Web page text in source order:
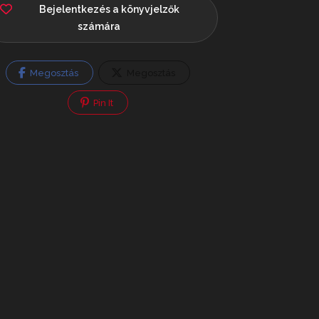
Bejelentkezés a könyvjelzők
számára
Megosztás
Pin It